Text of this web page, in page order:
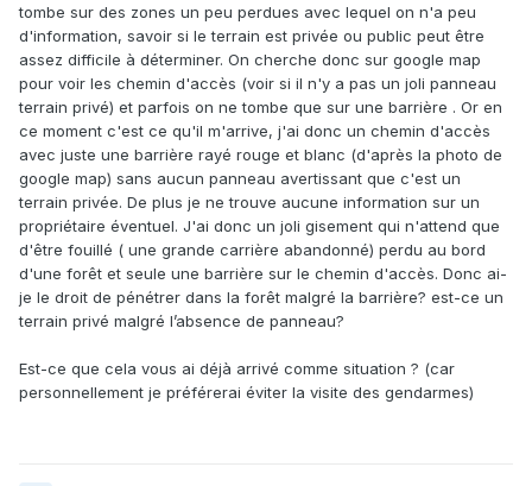
tombe sur des zones un peu perdues avec lequel on n'a peu
d'information, savoir si le terrain est privée ou public peut être
assez difficile à déterminer. On cherche donc sur google map
pour voir les chemin d'accès (voir si il n'y a pas un joli panneau
terrain privé) et parfois on ne tombe que sur une barrière . Or en
ce moment c'est ce qu'il m'arrive, j'ai donc un chemin d'accès
avec juste une barrière rayé rouge et blanc (d'après la photo de
google map) sans aucun panneau avertissant que c'est un
terrain privée. De plus je ne trouve aucune information sur un
propriétaire éventuel. J'ai donc un joli gisement qui n'attend que
d'être fouillé ( une grande carrière abandonné) perdu au bord
d'une forêt et seule une barrière sur le chemin d'accès. Donc ai-
je le droit de pénétrer dans la forêt malgré la barrière? est-ce un
terrain privé malgré l’absence de panneau?
Est-ce que cela vous ai déjà arrivé comme situation ? (car
personnellement je préférerai éviter la visite des gendarmes)